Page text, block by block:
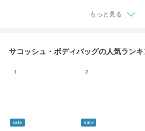
もっと見る
サコッシュ・ボディバッグの人気ラン
sale sale